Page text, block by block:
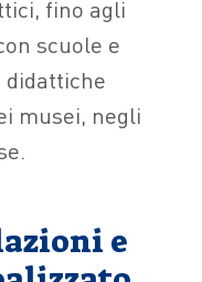
fino agli
scuole e
musei, negli
e